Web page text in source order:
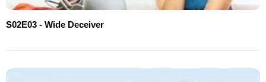
S02E03 - Wide Deceiver